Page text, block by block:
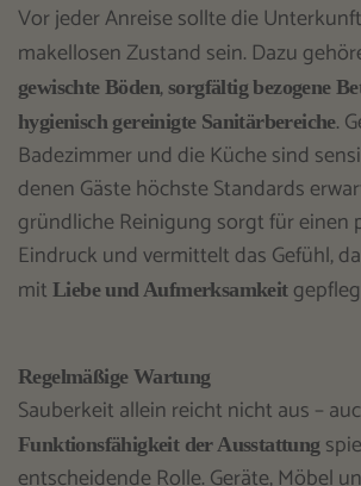
Vor jeder Anreise sollte die
makellosen Zustand sein. Dazu
gewischte Böden,sorgfältig bezogene
hygienisch gereinigte Sanitärbereiche.
Badezimmer und die Küche sind
denen Gäste höchste Standards
gründliche Reinigung sorgt für einen
Eindruck und vermittelt das Gefühl,
mit Liebe und Aufmerksamkeit
Regelmäßige Wartung
Sauberkeit allein reicht nicht aus –
Funktionsfähigkeit der Ausstattung